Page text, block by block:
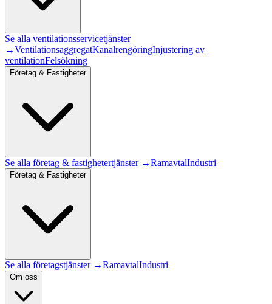
Se alla ventilationsservicetjänster
→VentilationsaggregatKanalrengöringInjustering av
ventilationFelsökning
Företag & Fastigheter
Se alla företag & fastighetertjänster →RamavtalIndustri
Företag & Fastigheter
Se alla företagstjänster →RamavtalIndustri
Om oss